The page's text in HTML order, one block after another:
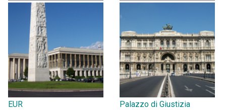
EUR Palazzo di Giustizia